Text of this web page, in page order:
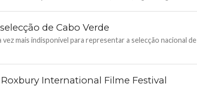
de Cabo Verde
mais indisponível para representar a selecção nacional de
International Filme Festival